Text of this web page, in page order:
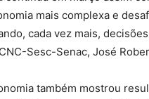
mais complexa e
cada vez mais,
Sesc-Senac, José
também mostrou